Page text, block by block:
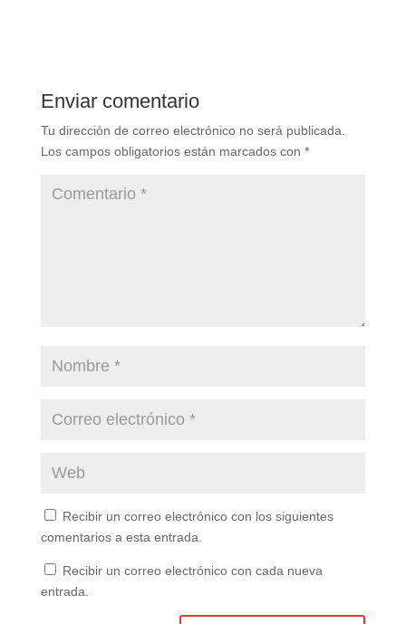
Enviar comentario
Tu dirección de correo electrónico no será publicada.
Los campos obligatorios están marcados con *
Recibir un correo electrónico con los siguientes
comentarios a esta entrada.
Recibir un correo electrónico con cada nueva
entrada.